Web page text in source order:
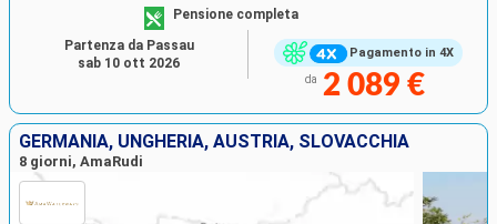
Pagamento in 4X
Pensione completa
da 2 089 €
Partenza da Passau
sab 10 ott 2026
GERMANIA, UNGHERIA, AUSTRIA, SLOVACCHIA
8 giorni, AmaRudi